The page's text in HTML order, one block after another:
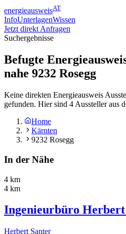
energieausweisAT
InfoUnterlagenWissen
Jetzt direkt Anfragen
Suchergebnisse
Befugte
nahe 9232 Rosegg
Keine direkten Energieausweis
gefunden. Hier sind 4 Aussteller aus
Home
Kärnten
9232 Rosegg
In der Nähe
4 km
4 km
Ingenieurbüro
Herbert Santer